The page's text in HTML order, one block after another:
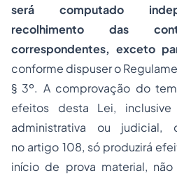
será computado
recolhimento das
correspondentes, exceto
conforme dispuser o
§ 3º. A comprovação do
efeitos desta Lei, inclusive
administrativa ou judicial,
no artigo 108, só produzirá
início de prova material,